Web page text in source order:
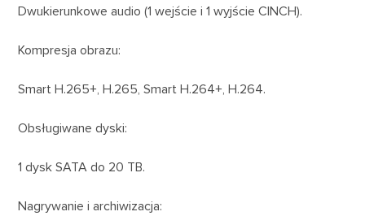
Dwukierunkowe audio (1 wejście i 1 wyjście CINCH).
Kompresja obrazu:
Smart H.265+, H.265, Smart H.264+, H.264.
Obsługiwane dyski:
1 dysk SATA do 20 TB.
Nagrywanie i archiwizacja: